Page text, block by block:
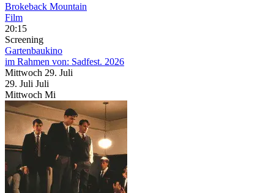
Brokeback Mountain
Film
20:15
Screening
Gartenbaukino
im Rahmen von: Sadfest. 2026
Mittwoch 29. Juli
29. Juli Juli
Mittwoch Mi